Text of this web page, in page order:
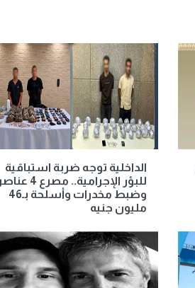
الداخلية توجه ضربة استباقية
للبؤر الإجرامية.. مصرع 4
وضبط مخدرات وأسلحة بـ46
مليون جنيه